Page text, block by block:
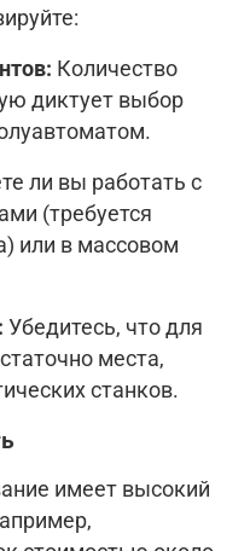
Количество
диктует выбор
ли вы работать с
(требуется
или в массовом
Убедитесь, что для
места,
станков.
имеет высокий